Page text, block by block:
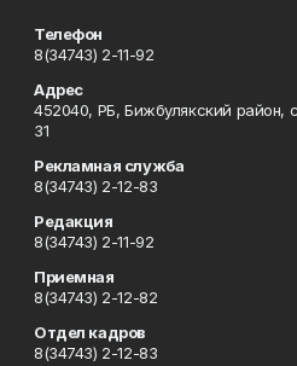
Телефон
8(34743) 2-11-92
Адрес
452040, РБ, Бижбулякский район,
31
Рекламная служба
8(34743) 2-12-83
Редакция
8(34743) 2-11-92
Приемная
8(34743) 2-12-82
Отдел кадров
8(34743) 2-12-83